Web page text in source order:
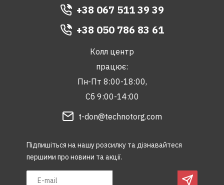
Підпишіться на нашу розсилку та дізнавайтеся
першими про новини та акції.
+38 067 511 39 39
+38 050 786 83 61
Колл центр
працює:
Пн-Пт 8:00-18:00,
Сб 9:00-14:00
t-don@technotorg.com